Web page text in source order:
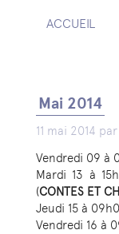
ACCUEIL
Mai 2014
11 mai 2014
Vendredi 09 à
Mardi 13 à
(CONTES ET
Jeudi 15 à
Vendredi 16 à